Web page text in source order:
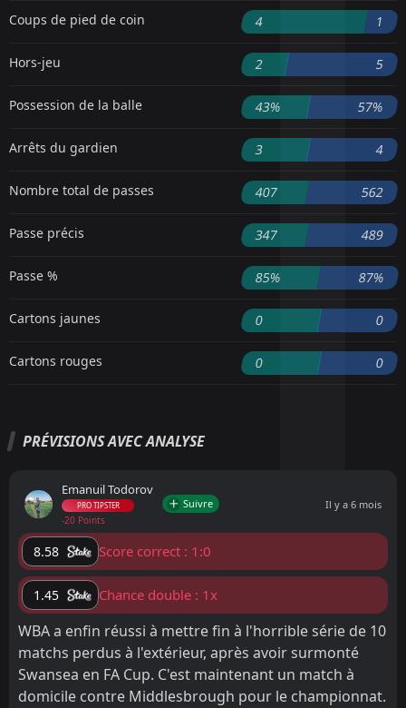
Coups de pied de coin 4 1
Hors-jeu 2 5
Possession de la balle 43% 57%
Arrêts du gardien 3 4
Nombre total de passes 407 562
Passe précis 347 489
Passe % 85% 87%
Cartons jaunes 0 0
Cartons rouges 0 0
PRÉVISIONS AVEC ANALYSE
Emanuil Todorov
PRO TIPSTER
-20 Points
Suivre Il y a 6 mois
8.58 Score correct : 1:0
1.45 Chance double : 1x
WBA a enfin réussi à mettre fin à l'horrible série de 10
matchs perdus à l'extérieur, après avoir surmonté
Swansea en FA Cup. C'est maintenant un match à
domicile contre Middlesbrough pour le championnat.